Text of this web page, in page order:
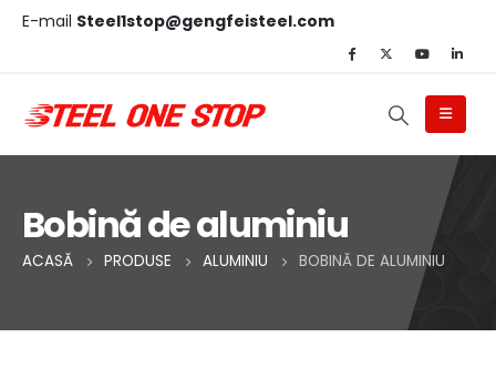
E-mail Steel1stop@gengfeisteel.com
Bobină de aluminiu
ACASĂ PRODUSE ALUMINIU BOBINĂ DE ALUMINIU